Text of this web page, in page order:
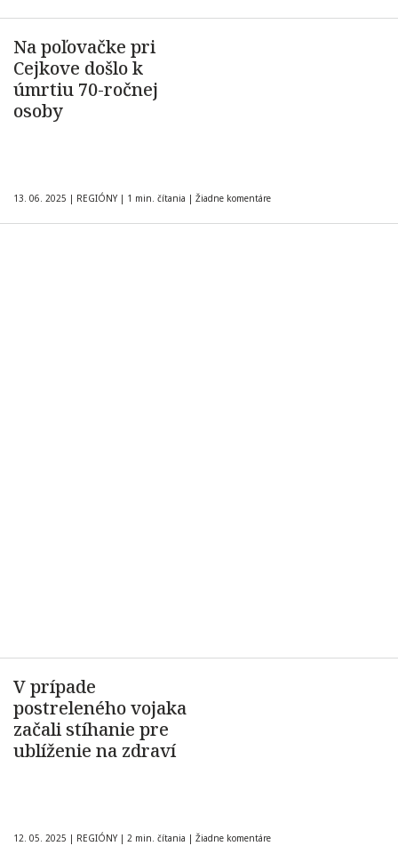
Na poľovačke pri
Cejkove došlo k
úmrtiu 70-ročnej
osoby
13. 06. 2025 | REGIÓNY | 1 min. čítania | Žiadne komentáre
V prípade
postreleného vojaka
začali stíhanie pre
ublíženie na zdraví
12. 05. 2025 | REGIÓNY | 2 min. čítania | Žiadne komentáre